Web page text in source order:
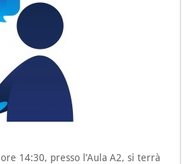
14:30, presso l’Aula A2, si terrà